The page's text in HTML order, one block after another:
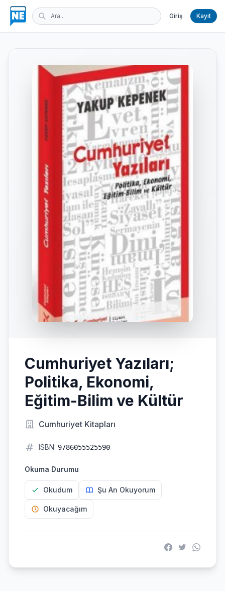
Giriş Kayıt
Cumhuriyet Yazıları;
Politika, Ekonomi,
Eğitim-Bilim ve Kültür
Cumhuriyet Kitapları
ISBN: 9786055525590
Okuma Durumu
Okudum Şu An Okuyorum
Okuyacağım